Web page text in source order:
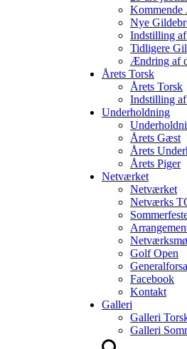
Kommende
Nye
Indstilling
Tidligere
Ændring af
Årets Torsk
Årets Torsk
Indstilling
Underholdning
Årets Gæst
Årets
Årets Piger
Netværket
Netværket
Netværks
Golf Open
Facebook
Kontakt
Galleri
Galleri
Galleri